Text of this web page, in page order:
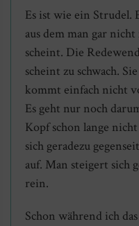
Es ist wie ein Strudel.
aus dem man gar
scheint. Die
scheint zu schwach.
kommt einfach nicht
Es geht nur noch
Kopf schon lange
sich geradezu
auf. Man steigert sich
rein.
Schon während ich